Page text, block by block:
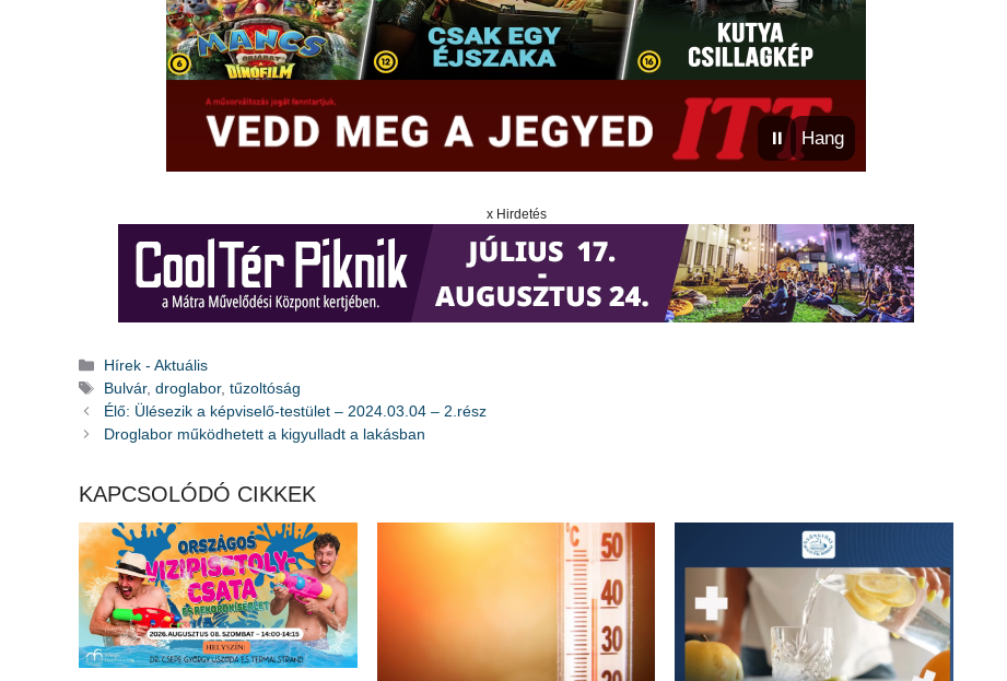
⏸ Hang
x Hirdetés
Kategória
Hírek - Aktuális
Címkék
Bulvár,droglabor,tűzoltóság
Élő: Ülésezik a képviselő-testület – 2024.03.04 – 2.rész
Droglabor működhetett a kigyulladt a lakásban
KAPCSOLÓDÓ CIKKEK